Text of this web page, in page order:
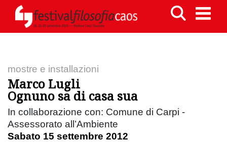
mostre e installazioni
Marco Lugli
Ognuno sa di casa sua
In collaborazione con: Comune di Carpi -
Assessorato all’Ambiente
Sabato 15 settembre 2012